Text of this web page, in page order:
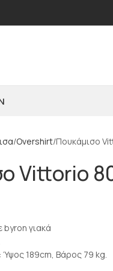
Overshirt Πουκάμισο
Vittorio
byron γιακά
Ύψος 189cm, Βάρος 79 kg.